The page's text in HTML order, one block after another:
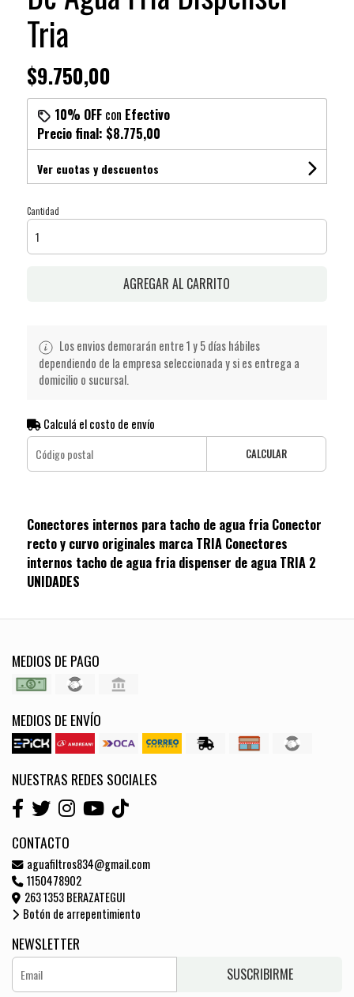
Tria
$9.750,00
10% OFFcon Efectivo
Precio final: $8.775,00
Ver cuotas y descuentos
Cantidad
AGREGAR AL CARRITO
Los envios demorarán entre 1 y 5 días hábiles
dependiendo de la empresa seleccionada y si es entrega a
domicilio o sucursal.
Calculá el costo de envío
CALCULAR
Conectores internos para tacho de agua fria Conector
recto y curvo originales marca TRIA Conectores
internos tacho de agua fria dispenser de agua TRIA 2
UNIDADES
MEDIOS DE PAGO
MEDIOS DE ENVÍO
NUESTRAS REDES SOCIALES
CONTACTO
aguafiltros834@gmail.com
1150478902
263 1353 BERAZATEGUI
Botón de arrepentimiento
NEWSLETTER
SUSCRIBIRME